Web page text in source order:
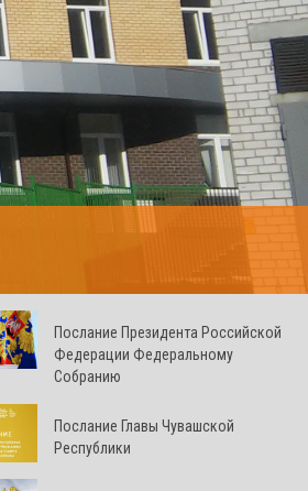
Послание Президента Российской
Федерации Федеральному
Собранию
Послание Главы Чувашской
Республики